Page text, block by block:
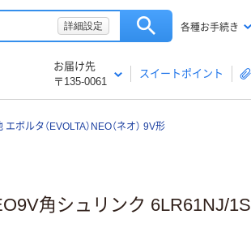
詳細設定 各種お手続き
お届け先
〒135-0061
スイートポイント
ボルタ（EVOLTA）NEO（ネオ） 9V形
角シュリンク 6LR61NJ/1S